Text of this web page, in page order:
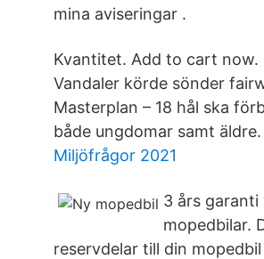
mina aviseringar .
Kvantitet. Add to cart now.
Vandaler körde sönder
Masterplan – 18 hål ska
både ungdomar samt äldre.
Miljöfrågor 2021
3 års garanti
mopedbilar.
reservdelar till din